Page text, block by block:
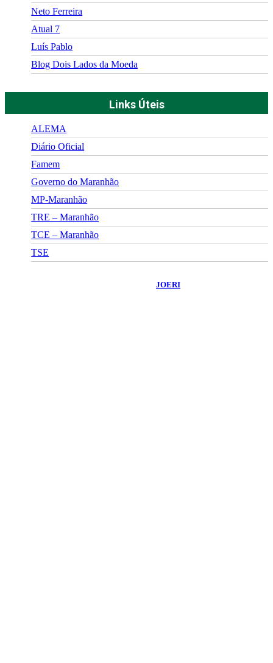
Neto Ferreira
Atual 7
Luís Pablo
Blog Dois Lados da Moeda
Links Úteis
ALEMA
Diário Oficial
Famem
Governo do Maranhão
MP-Maranhão
TRE – Maranhão
TCE – Maranhão
TSE
JOERI